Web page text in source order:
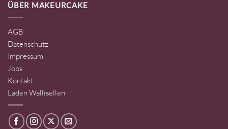
ÜBER MAKEURCAKE
AGB
Datenschutz
Impressum
Jobs
Kontakt
Laden Wallisellen